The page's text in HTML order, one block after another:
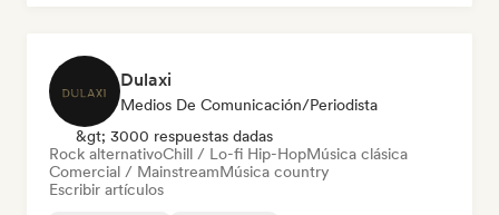
Dulaxi
Medios De Comunicación/Periodista
&gt; 3000 respuestas dadas
Rock alternativoChill / Lo-fi Hip-HopMúsica clásica
Comercial / MainstreamMúsica country
Escribir artículos